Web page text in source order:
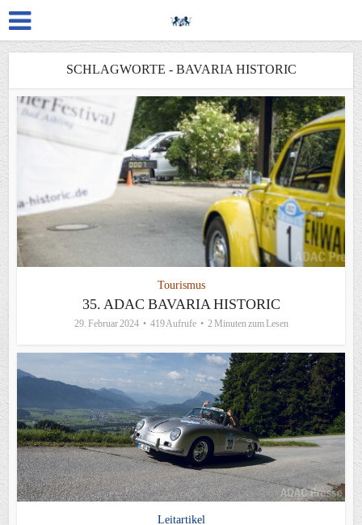
SCHLAGWORTE - BAVARIA HISTORIC
Tourismus
35. ADAC BAVARIA HISTORIC
29. Februar 2024 419 Aufrufe 2 Minuten zum Lesen
Leitartikel